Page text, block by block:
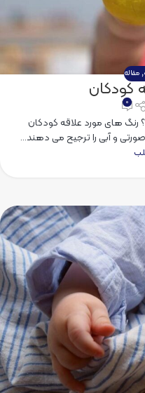
, مقاله
کودکان
۰
رنگ های مورد علاقه کودکان
و آبی را ترجیح می دهند...